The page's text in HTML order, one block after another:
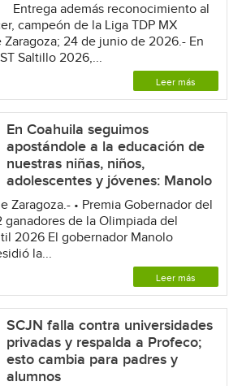
Entrega además reconocimiento al
campeón de la Liga TDP MX
24 de junio de 2026.- En
Saltillo 2026,...
Leer más
En Coahuila seguimos
apostándole a la educación de
nuestras niñas, niños,
adolescentes y jóvenes: Manolo
Zaragoza.- • Premia Gobernador del
ganadores de la Olimpiada del
2026 El gobernador Manolo
la...
Leer más
SCJN falla contra universidades
privadas y respalda a Profeco;
esto cambia para padres y
alumnos